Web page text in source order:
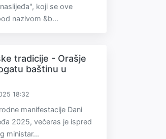
koji se ove
nazivom &b...
tradicije - Orašje
baštinu u
18:32
manifestacije Dani
2025, večeras je ispred
ministar...